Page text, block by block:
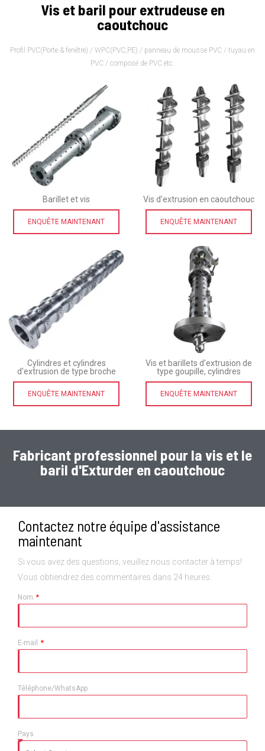
Vis et baril pour extrudeuse en
caoutchouc
Profil PVC(Porte & fenêtre) / WPC(PVC,PE) / panneau de mousse PVC / tuyau en
PVC / composé de PVC etc.
Barillet et vis
ENQUÊTE MAINTENANT
Vis d'extrusion en caoutchouc
ENQUÊTE MAINTENANT
Cylindres et cylindres
d'extrusion de type broche
ENQUÊTE MAINTENANT
Vis et barillets d'extrusion de
type goupille, cylindres
ENQUÊTE MAINTENANT
Fabricant professionnel pour la vis et le
baril d'Exturder en caoutchouc
Contactez notre équipe d'assistance
maintenant
Si vous avez des questions, veuillez nous contacter à temps!
Vous obtiendrez des commentaires dans 24 heures.
Nom
E-mail
Téléphone/WhatsApp
Pays